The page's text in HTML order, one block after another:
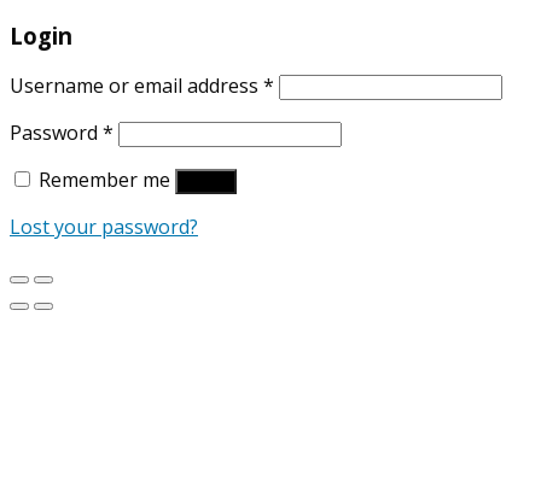
Login
Username or email address *
Password *
Remember me
Lost your password?